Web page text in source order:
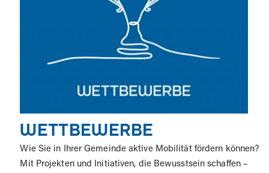
WETTBEWERBE
Wie Sie in Ihrer Gemeinde aktive Mobilität fördern können?
Mit Projekten und Initiativen, die Bewusstsein schaffen –